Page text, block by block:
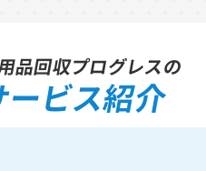
品回収プログレスの
ービス紹介